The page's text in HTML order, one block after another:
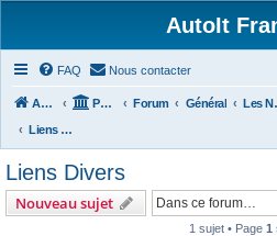
AutoIt
FAQ Nous contacter
Accueil Portail Forum Général
Les
Liens Divers
Liens Divers
Nouveau sujet
1 sujet • Page 1